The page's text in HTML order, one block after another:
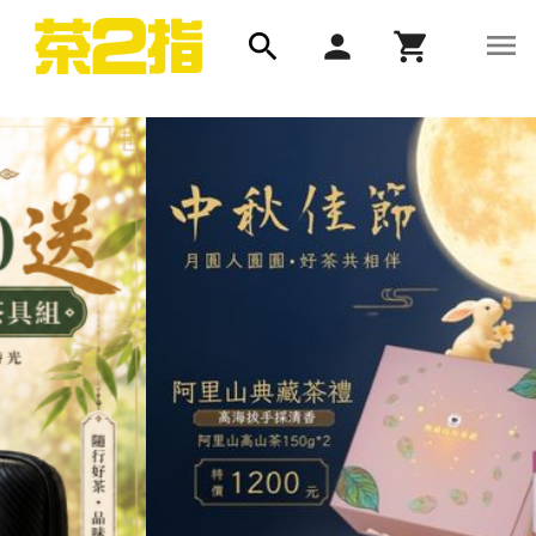
長順茶業 | 最新消息、最新優惠、長順茶品、TEA STRUCK、門
search person shopping_cart menu